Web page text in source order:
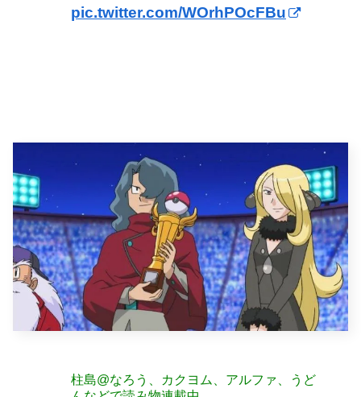
pic.twitter.com/WOrhPOcFBu
柱島@なろう、カクヨム、アルファ、うど